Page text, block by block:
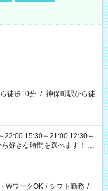
徒歩10分 / 神保町駅から徒
22:00 15:30～21:00 12:30～
WワークOK / シフト勤務 /